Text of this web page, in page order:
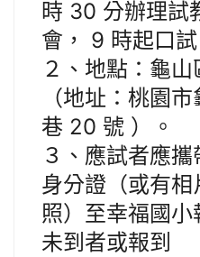
時 30 分辦理試
會， 9 時起口試
２、地點：龜
（地址：桃園
巷 20 號 ）。
３、應試者應
身分證（或有
照）至幸福國
未到者或報到